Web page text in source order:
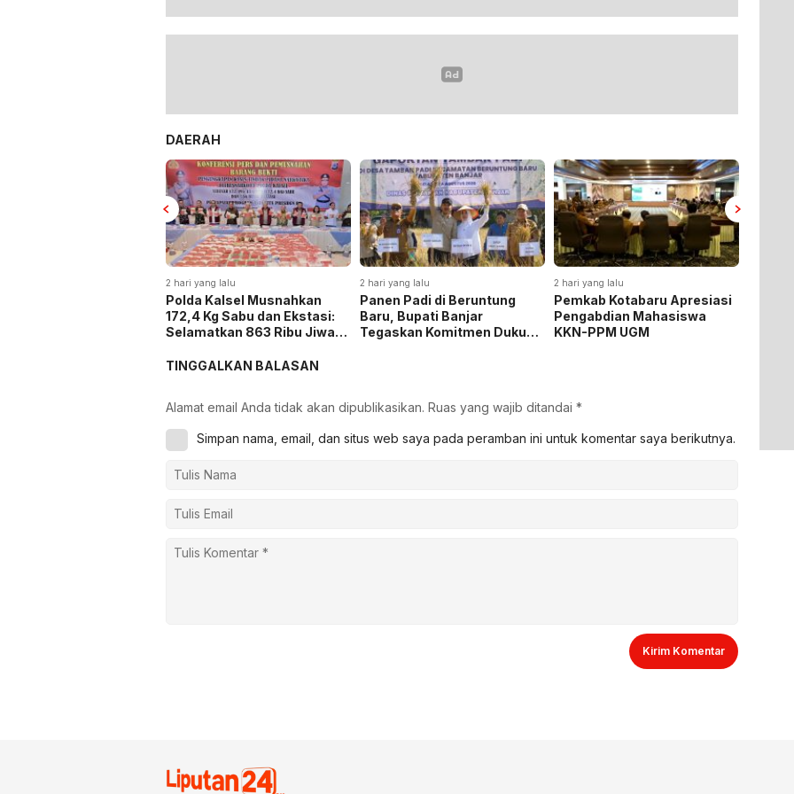
DAERAH
2 hari yang lalu
Polda Kalsel Musnahkan
172,4 Kg Sabu dan Ekstasi:
Selamatkan 863 Ribu Jiwa
4,3 Triliun
2 hari yang lalu
Panen Padi di Beruntung
Baru, Bupati Banjar
Tegaskan Komitmen Dukung
2 hari yang lalu
Pemkab Kotabaru Apresiasi
Pengabdian Mahasiswa
KKN-PPM UGM
TINGGALKAN BALASAN
Alamat email Anda tidak akan dipublikasikan. Ruas yang wajib ditandai *
Simpan nama, email, dan situs web saya pada peramban ini untuk komentar saya berikutnya.